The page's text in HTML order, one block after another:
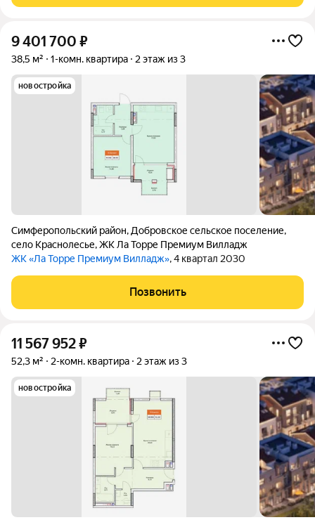
9 401 700 ₽
38,5 м² 1-комн. квартира 2 этаж из 3
новостройка
Симферопольский район, Добровское сельское поселение,
село Краснолесье,ЖК Ла Торре Премиум Вилладж
ЖК «Ла Торре Премиум Вилладж», 4 квартал 2030
Позвонить
11 567 952₽
52,3 м² 2-комн. квартира 2 этаж из 3
новостройка